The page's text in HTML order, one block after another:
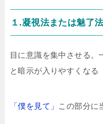
１.凝視法または魅了
目に意識を集中させる。
と暗示が入りやすくなる
「僕を見て」 この部分に